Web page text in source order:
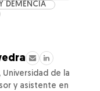
DEMENCIA
Universidad de la
y asistente en